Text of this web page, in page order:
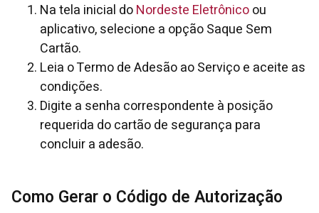
Na tela inicial doNordeste Eletrônicoou
aplicativo, selecione a opção Saque Sem
Cartão.
Leia o Termo de Adesão ao Serviço e aceite as
condições.
Digite a senha correspondente à posição
requerida do cartão de segurança para
concluir a adesão.
Como Gerar o Código de Autorização